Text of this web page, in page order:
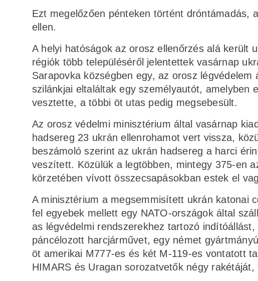
Ezt megelőzően pénteken történt dróntámadás,
ellen.
A helyi hatóságok az orosz ellenőrzés alá került
régiók több településéről jelentettek vasárnap
Sarapovka községben egy, az orosz
szilánkjai eltaláltak egy személyautót,
vesztette, a többi öt utas pedig megsebesült.
Az orosz védelmi minisztérium által vasárnap
hadsereg 23 ukrán ellenrohamot vert vissza,
beszámoló szerint az ukrán hadsereg a harci
veszített. Közülük a legtöbben, mintegy 375-en
körzetében vívott összecsapásokban estek el
A minisztérium a megsemmisített ukrán katonai
fel egyebek mellett egy NATO-országok által
as légvédelmi rendszerekhez tartozó
páncélozott harcjárművet, egy német
öt amerikai M777-es és két M-119-es vontatott
HIMARS és Uragan sorozatvetők négy